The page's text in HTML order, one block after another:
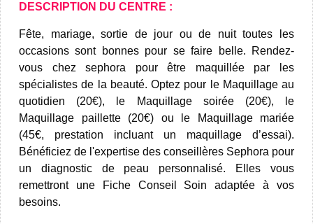
DESCRIPTION DU CENTRE :
Fête, mariage, sortie de jour ou de nuit toutes les
occasions sont bonnes pour se faire belle. Rendez-
vous chez sephora pour être maquillée par les
spécialistes de la beauté. Optez pour le Maquillage au
quotidien (20€), le Maquillage soirée (20€), le
Maquillage paillette (20€) ou le Maquillage mariée
(45€, prestation incluant un maquillage d’essai).
Bénéficiez de l'expertise des conseillères Sephora pour
un diagnostic de peau personnalisé. Elles vous
remettront une Fiche Conseil Soin adaptée à vos
besoins.